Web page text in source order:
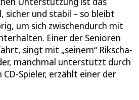
und stabil – so bleibt
um sich zwischendurch mit
Einer der Senioren
singt mit „seinem“ Rikscha-
manchmal unterstützt durch
Spieler, erzählt einer der